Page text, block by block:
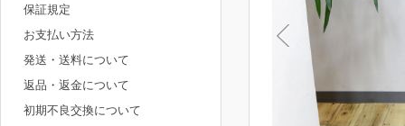
保証規定
お支払い方法
発送・送料について
返品・返金について
初期不良交換について